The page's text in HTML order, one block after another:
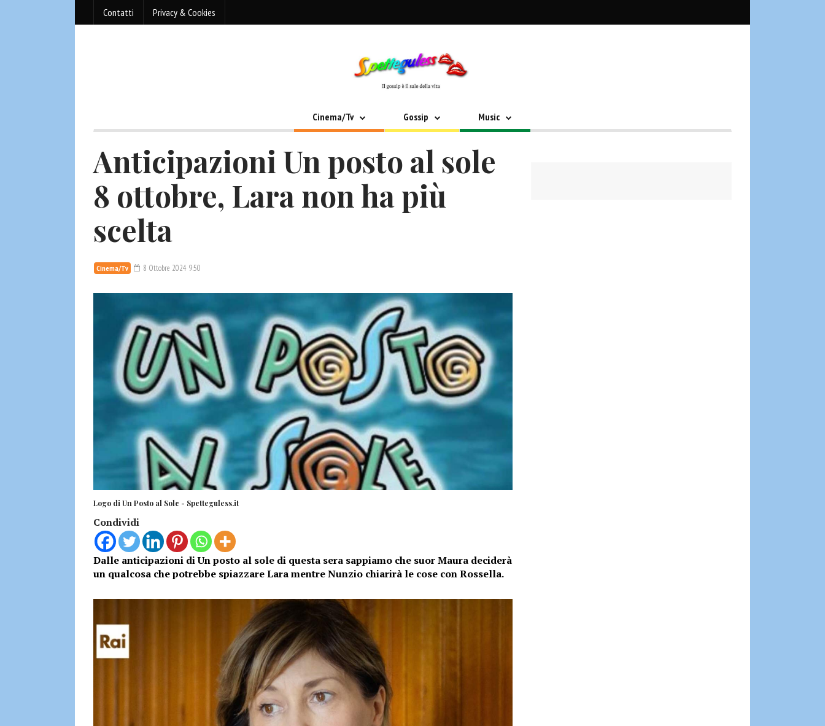
Contatti Privacy & Cookies
Cinema/Tv Gossip Music
Anticipazioni Un posto al sole
8 ottobre, Lara non ha più
scelta
Cinema/Tv 8 Ottobre 2024 9:50
Logo di Un Posto al Sole - Spetteguless.it
Condividi
Dalle anticipazioni di Un posto al sole di questa sera sappiamo che suor Maura deciderà
un qualcosa che potrebbe spiazzare Lara mentre Nunzio chiarirà le cose con Rossella.